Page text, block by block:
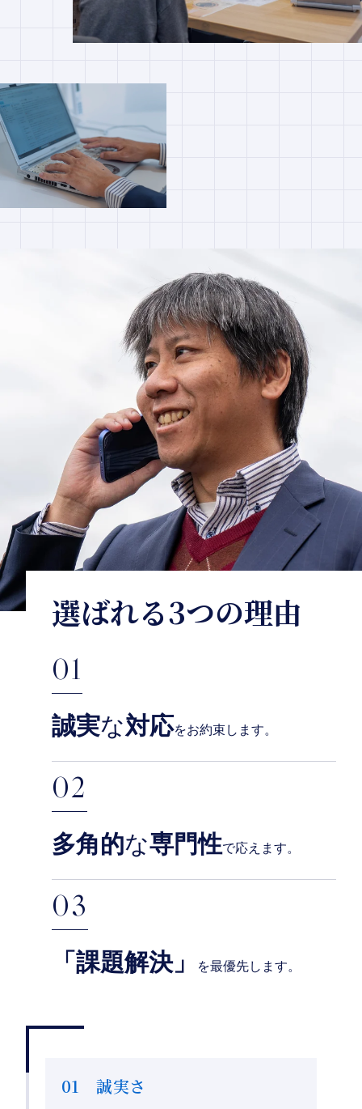
選ばれる3つの理由
01
誠実な対応をお約束します。
02
多角的な専門性で応えます。
03
「課題解決」 を最優先します。
01 誠実さ